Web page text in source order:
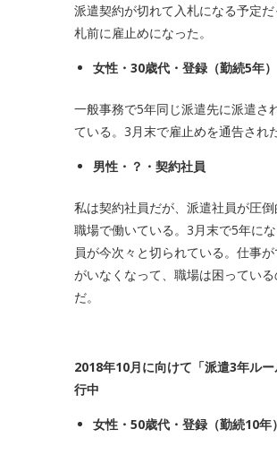
派遣契約が切れて入札になる予定だ
札前に雇止めになった。
女性・ 30歳代・登録（勤続5年）
一般事務で5年同じ派遣先に派遣さ
ている。3月末で雇止めを通告された
男性・？・契約社員
私は契約社員だが、派遣社員が圧
職場で働いている。3月末で5年に
員が今次々と切られている。仕事が
がいなくなって、職場は困ってい
だ。
2018年10月に向けて「派遣3年ル
行中
女性・ 50歳代・登録（勤続10年）